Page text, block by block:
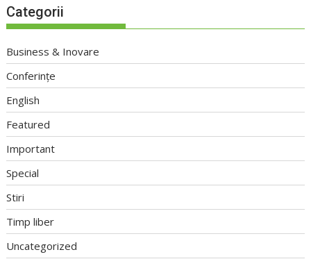
Categorii
Business & Inovare
Conferințe
English
Featured
Important
Special
Stiri
Timp liber
Uncategorized